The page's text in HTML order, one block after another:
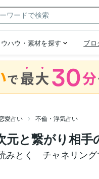
愛占い 不倫・浮気占い
と繋がり相手
みとく チャネリング